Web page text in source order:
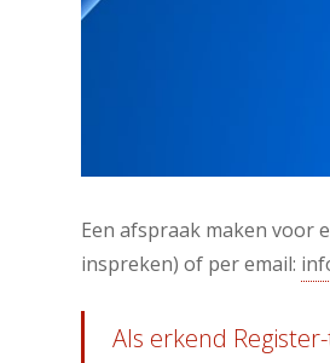
Een afspraak maken voor
inspreken) of per email:
Als erkend